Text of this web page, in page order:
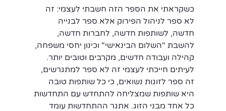
כשקראתי את הספר הזה חשבתי לעצמי: זה
לא ספר לניהול הפירוק אלא ספר לבנייה
חדשה, לשותפות חדשה, לחברות חדשה,
להשבת "השלום הבינאישי" וכינון יחסי משפחה,
קהילה ועבודה חדשים, מקרבים וטובים יותר.
לעיתים חייכתי לעצמי זה לא ספר למתגרשים,
זה ספר לזוגות נשואים, כי כל שותפות טובה
היא שותפות שמצליחה להתחדש עם התחדשות
כל אחד מבני הזוג. אתגר ההתחדשות עומד